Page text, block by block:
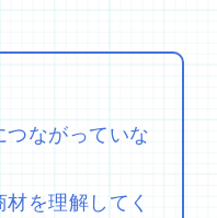
つながっていな
を理解してく